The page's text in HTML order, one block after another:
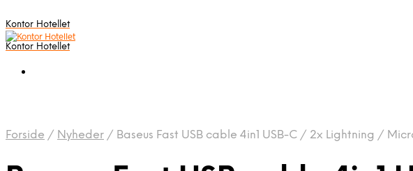
Kontor Hotellet
Kontor Hotellet
Forside / Nyheder / Baseus Fast USB cable 4in1 USB-C / 2x Lightning /